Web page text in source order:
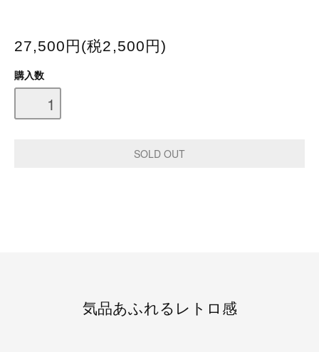
27,500円(税2,500円)
購入数
気品あふれるレトロ感